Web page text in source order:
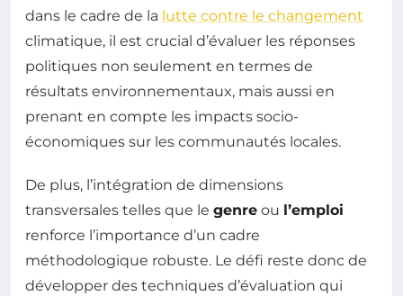
dans le cadre de la lutte contre le changement
climatique, il est crucial d’évaluer les réponses
politiques non seulement en termes de
résultats environnementaux, mais aussi en
prenant en compte les impacts socio-
économiques sur les communautés locales.
De plus, l’intégration de dimensions
transversales telles que le genre ou l’emploi
renforce l’importance d’un cadre
méthodologique robuste. Le défi reste donc de
développer des techniques d’évaluation qui